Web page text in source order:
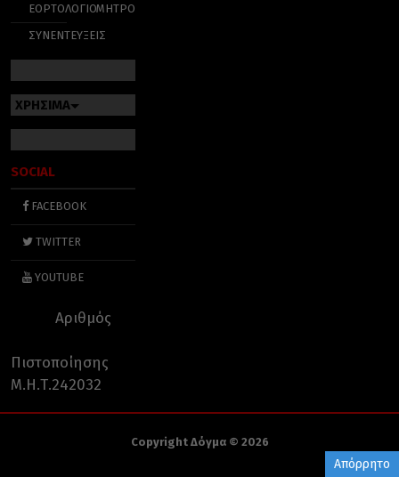
ΕΟΡΤΟΛΟΓΙΟ
ΣΥΝΕΝΤΕΥΞΕΙΣ
ΜΗΤΡΟΠΟΛΕΙΣ
ΧΡΗΣΙΜΑ
SOCIAL
FACEBOOK
TWITTER
YOUTUBE
Αριθμός
Πιστοποίησης
Μ.Η.Τ.242032
Copyright Δόγμα © 2026
Απόρρητο